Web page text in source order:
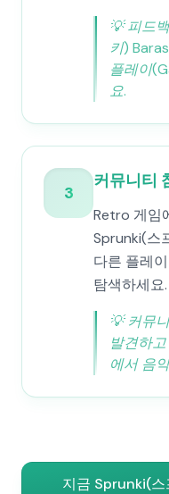
💡피드
키)
플레이
요.
3
커뮤니티
Retro 게임
Sprunki(스
다른 플레
탐색하세요.
💡커뮤
발견하
에서 음
지금 Sprunki(